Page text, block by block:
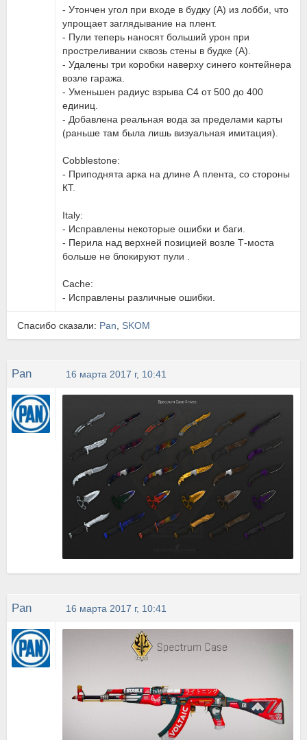
- Утончен угол при входе в будку (А) из лобби, что
упрощает заглядывание на плент.
- Пули теперь наносят больший урон при
простреливании сквозь стены в будке (A).
- Удалены три коробки наверху синего контейнера
возле гаража.
- Уменьшен радиус взрыва C4 от 500 до 400
единиц.
- Добавлена реальная вода за пределами карты
(раньше там была лишь визуальная имитация).
Cobblestone:
- Приподнята арка на длине А плента, со стороны
КТ.
Italy:
- Исправлены некоторые ошибки и баги.
- Перила над верхней позицией возле Т-моста
больше не блокируют пули .
Cache:
- Исправлены различные ошибки.
Спасибо сказали: Pan SKOM
Pan 16 марта 2017 г, 10:41
Pan 16 марта 2017 г, 10:41